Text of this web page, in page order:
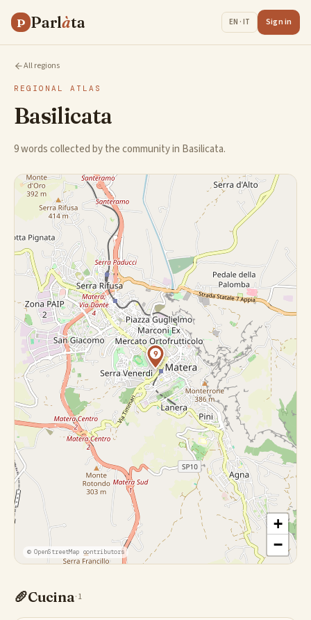
P Parlàta EN · IT Sign in
All regions
REGIONAL ATLAS
Basilicata
9 words collected by the community in Basilicata.
9
+
−
© OpenStreetMap contributors
🥖Cucina·1